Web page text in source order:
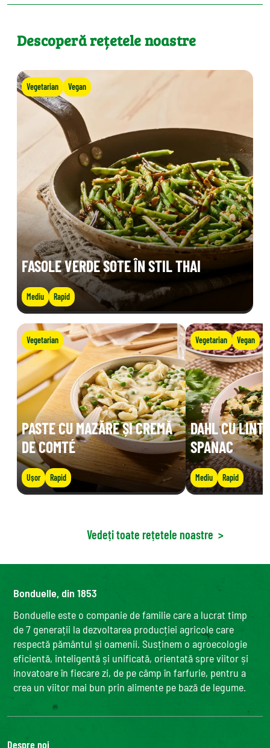
Descoperă rețetele noastre
Vegetarian Vegan
FASOLE VERDE SOTE ÎN STIL THAI
Mediu Rapid
Vegetarian
PASTE CU MAZĂRE ȘI CREMĂ
DE COMTÉ
Ușor Rapid
Vegetarian Vegan
DAHL CU
SPANAC
Mediu Rapid
Vedeți toate rețetele noastre >
Bonduelle, din 1853
Bonduelle este o companie de familie care a lucrat timp
de 7 generații la dezvoltarea producției agricole care
respectă pământul și oamenii. Susținem o agroecologie
eficientă, inteligentă și unificată, orientată spre viitor și
inovatoare în fiecare zi, de pe câmp în farfurie, pentru a
crea un viitor mai bun prin alimente pe bază de legume.
Despre noi